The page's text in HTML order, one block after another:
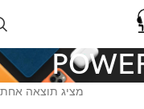
מציג תוצאה אחת